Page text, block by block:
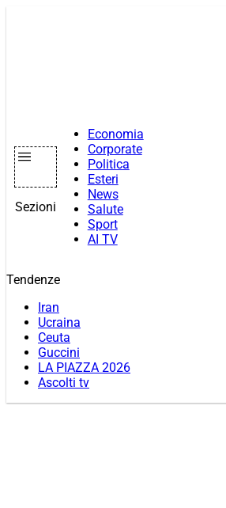
Sezioni
Economia
Corporate
Politica
Esteri
News
Salute
Sport
AI TV
Tendenze
Iran
Ucraina
Ceuta
Guccini
LA PIAZZA 2026
Ascolti tv